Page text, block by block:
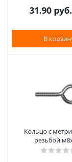
31.90руб.
В
Кольцо с
резьбой